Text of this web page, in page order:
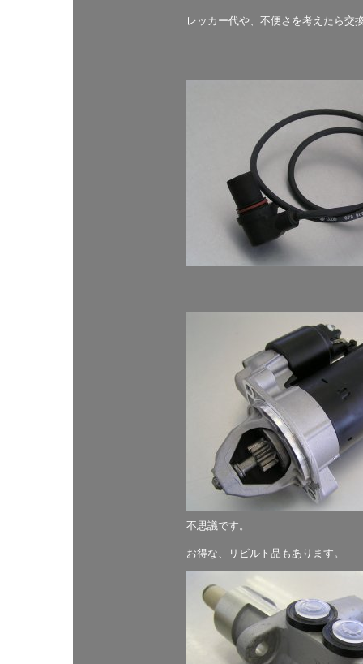
レッカー代や、不便さを考えたら交
不思議です。
お得な、リビルト品もあります。